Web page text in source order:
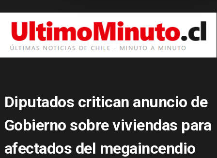
Diputados critican anuncio de
Gobierno sobre viviendas para
afectados del megaincendio